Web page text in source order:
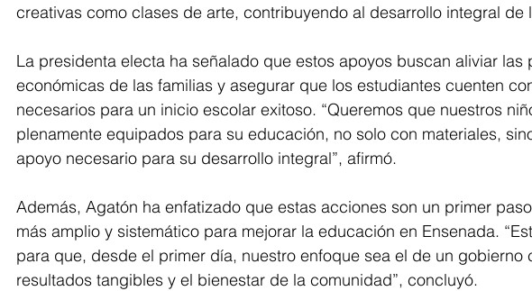
creativas como clases de arte, contribuyendo al desarrollo integral de
La presidenta electa ha señalado que estos apoyos buscan aliviar las
económicas de las familias y asegurar que los estudiantes cuenten
necesarios para un inicio escolar exitoso. “Queremos que nuestros
plenamente equipados para su educación, no solo con materiales,
apoyo necesario para su desarrollo integral”, afirmó.
Además, Agatón ha enfatizado que estas acciones son un primer
más amplio y sistemático para mejorar la educación en Ensenada.
para que, desde el primer día, nuestro enfoque sea el de un gobierno
resultados tangibles y el bienestar de la comunidad”, concluyó.